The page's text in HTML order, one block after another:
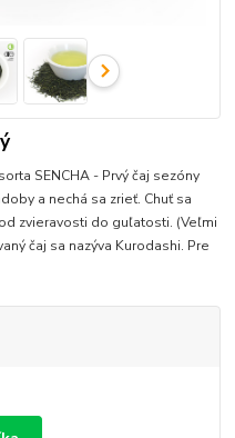
SENCHA - Prvý čaj sezóny
a nechá sa zrieť. Chuť sa
zvieravosti do guľatosti. (Veľmi
čaj sa nazýva Kurodashi. Pre